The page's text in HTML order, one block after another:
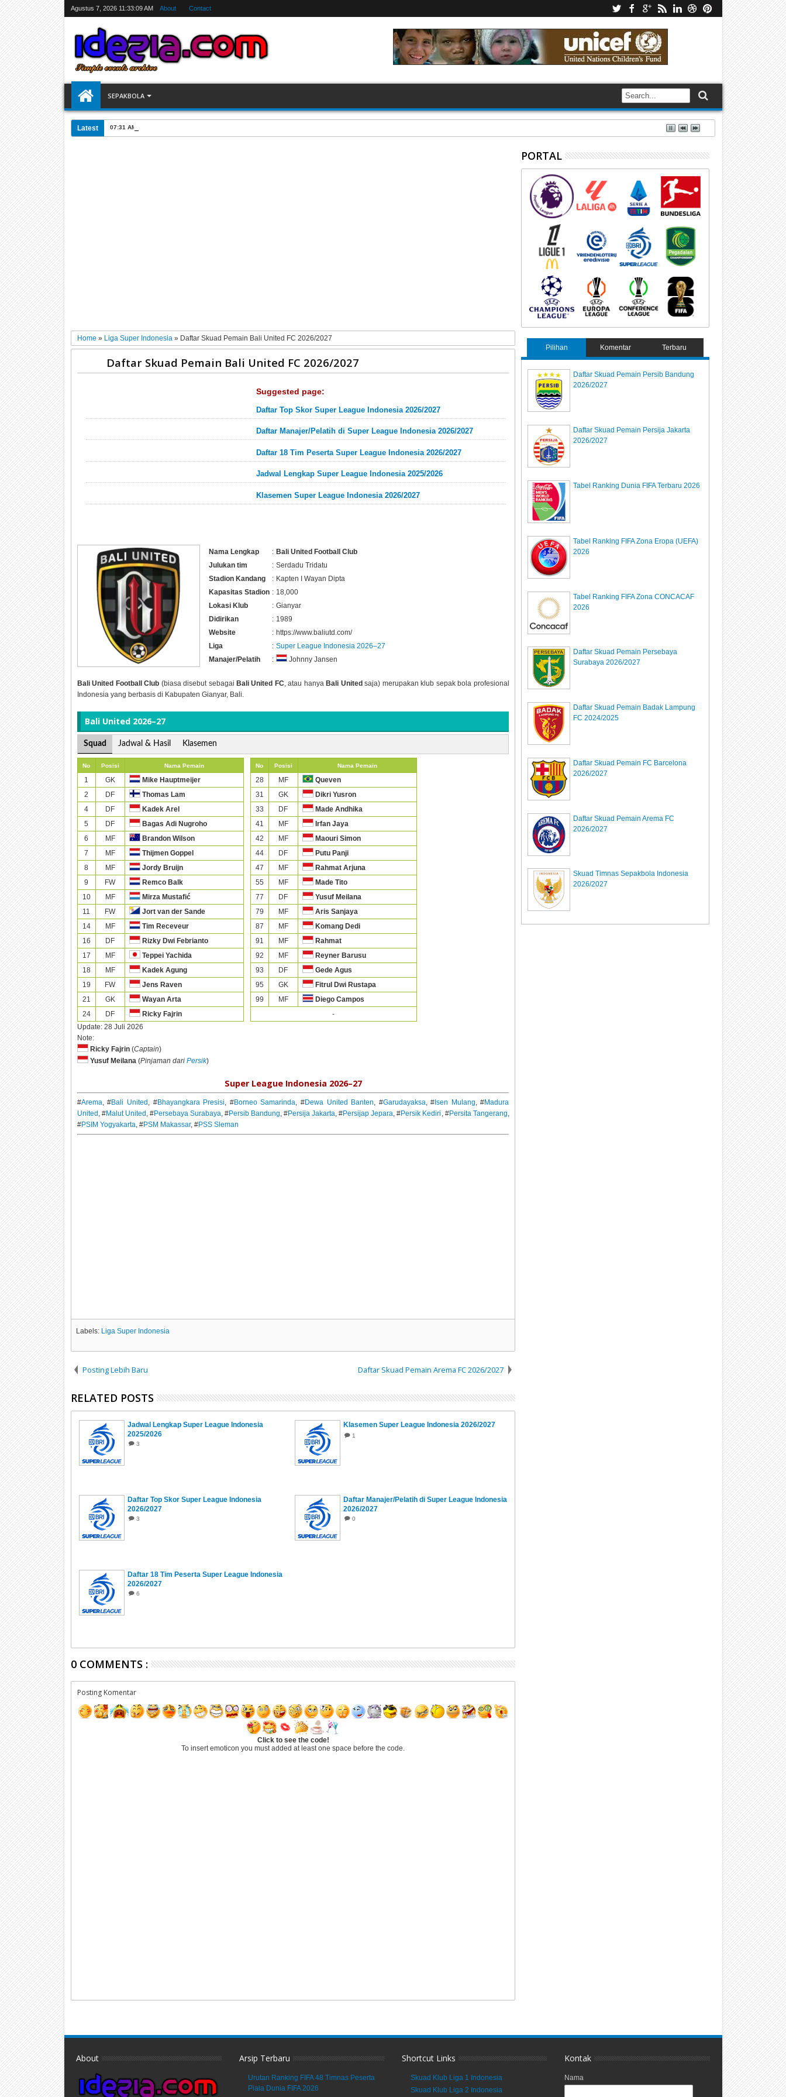
Agustus 7, 2026 11:33:10 AM About Contact
SEPAKBOLA
Latest 07:31 AM
Home » Liga Super Indonesia » Daftar Skuad Pemain Bali United FC 2026/2027
Daftar Skuad Pemain Bali United FC 2026/2027
Suggested page:
Daftar Top Skor Super League Indonesia 2026/2027
Daftar Manajer/Pelatih di Super League Indonesia 2026/2027
Daftar 18 Tim Peserta Super League Indonesia 2026/2027
Jadwal Lengkap Super League Indonesia 2025/2026
Klasemen Super League Indonesia 2026/2027
Nama Lengkap : Bali United Football Club
Julukan tim
: Serdadu Tridatu
Stadion Kandang
: Kapten I Wayan Dipta
Kapasitas Stadion : 18,000
Lokasi Klub
: Gianyar
Didirikan
: 1989
Website
: https://www.baliutd.com/
Liga
: Super League Indonesia 2026–27
Manajer/Pelatih
: Johnny Jansen
Bali United Football Club (biasa disebut sebagai Bali United FC, atau hanyaBali Unitedsaja) merupakan klub sepak bola profesional
Indonesia yang berbasis di Kabupaten Gianyar, Bali.
Bali United 2026–27
Squad Jadwal & Hasil Klasemen
No Posisi Nama Pemain
1 GK
Mike Hauptmeijer
2
DF
Thomas Lam
4
DF
Kadek Arel
5
DF
Bagas Adi Nugroho
6
MF
Brandon Wilson
7
MF
Thijmen Goppel
8
MF
Jordy Bruijn
9
FW
Remco Balk
10
MF
Mirza Mustafić
11
FW
Jort van der Sande
14
MF
Tim Receveur
16
DF
Rizky Dwi Febrianto
17
MF
Teppei Yachida
18
MF
Kadek Agung
19
FW
Jens Raven
21
GK
Wayan Arta
24
DF Ricky Fajrin
No Posisi Nama Pemain
28 MF
Queven
31
GK
Dikri Yusron
33
DF
Made Andhika
41
MF
Irfan Jaya
42
MF
Maouri Simon
44
DF
Putu Panji
47
MF
Rahmat Arjuna
55
MF
Made Tito
77
DF
Yusuf Meilana
79
MF
Aris Sanjaya
87
MF
Komang Dedi
91
MF
Rahmat
92
MF
Reyner Barusu
93
DF
Gede Agus
95
GK
Fitrul Dwi Rustapa
99
MF
Diego Campos
-
Update: 28 Juli 2026
Note:
Ricky Fajrin(Captain)
Yusuf Meilana(Pinjaman dari Persik)
Super League Indonesia 2026–27
#Arema, #Bali United , #Bhayangkara Presisi, #Borneo Samarinda, #Dewa United Banten, #Garudayaksa, # Isen Mulang, #Madura
United , #Malut United , #Persebaya Surabaya, #Persib Bandung, #Persija Jakarta, #Persijap Jepara, #Persik Kediri , #Persita Tangerang,
#PSIM Yogyakarta, #PSM Makassar, #PSS Sleman
Labels: Liga Super Indonesia
Posting Lebih Baru Daftar Skuad Pemain Arema FC 2026/2027
RELATED POSTS
Jadwal Lengkap Super League Indonesia
2025/2026
3
Klasemen Super League Indonesia 2026/2027
1
Daftar Top Skor Super League Indonesia
2026/2027
3
Daftar Manajer/Pelatih di Super League Indonesia
2026/2027
0
Daftar 18 Tim Peserta Super League Indonesia
2026/2027
6
0 COMMENTS :
Posting Komentar
Click to see the code!
To insert emoticon you must added at least one space before the code.
PORTAL
Pilihan Komentar Terbaru
Daftar Skuad Pemain Persib Bandung
2026/2027
Daftar Skuad Pemain Persija Jakarta
2026/2027
Tabel Ranking Dunia FIFA Terbaru 2026
Tabel Ranking FIFA Zona Eropa (UEFA)
2026
Tabel Ranking FIFA Zona CONCACAF
2026
Daftar Skuad Pemain Persebaya
Surabaya 2026/2027
Daftar Skuad Pemain Badak Lampung
FC 2024/2025
Daftar Skuad Pemain FC Barcelona
2026/2027
Daftar Skuad Pemain Arema FC
2026/2027
Skuad Timnas Sepakbola Indonesia
2026/2027
About Arsip Terbaru
Urutan Ranking FIFA 48 Timnas Peserta
Piala Dunia FIFA 2026
Shortcut Links
Skuad Klub Liga 1 Indonesia
Skuad Klub Liga 2 Indonesia
Kontak
Nama